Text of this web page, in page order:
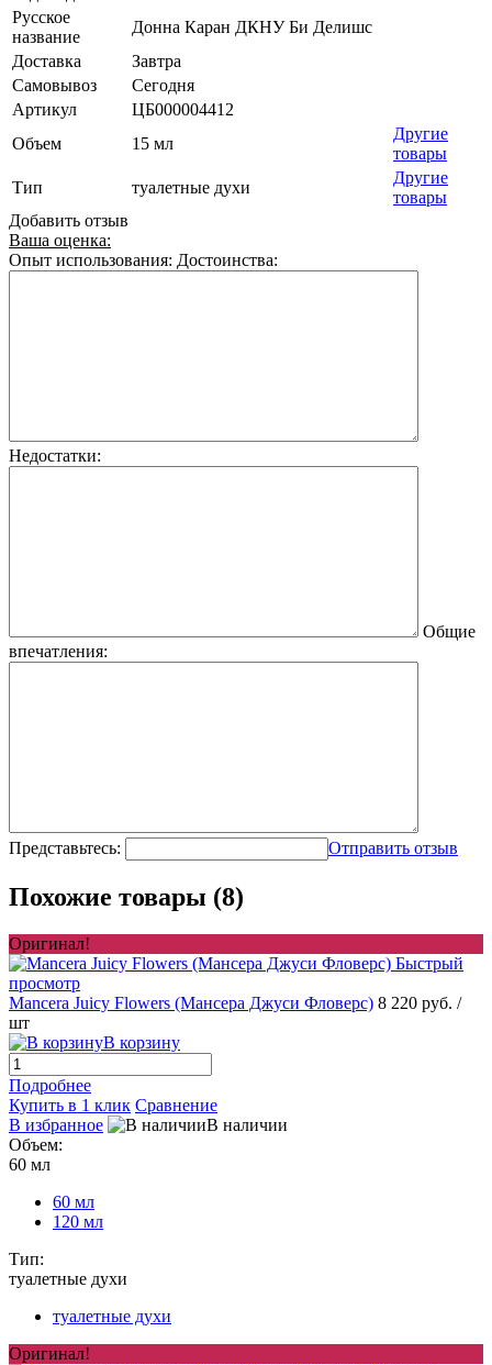
Русское
название
Донна Каран ДКНУ Би Делишс
Доставка
Завтра
Самовывоз
Сегодня
Артикул
ЦБ000004412
Объем
15 мл
Другие
товары
Тип
туалетные духи
Другие
товары
Добавить отзыв
Ваша оценка:
Опыт использования: Достоинства:
Недостатки:
Общие
впечатления:
Представьтесь: Отправить отзыв
Похожие товары (8)
Оригинал!
Быстрый
просмотр
Mancera Juicy Flowers (Мансера Джуси Фловерс) 8 220 руб. /
шт
В корзину
Подробнее
Купить в 1 клик Сравнение
В избранное
В наличии
Объем:
60 мл
60 мл
120 мл
Тип:
туалетные духи
туалетные духи
Оригинал!